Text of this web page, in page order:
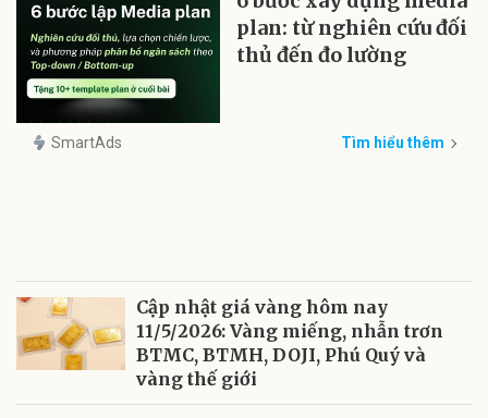
plan: từ nghiên cứu đối
thủ đến đo lường
SmartAds Tìm hiểu thêm
Cập nhật giá vàng hôm nay
11/5/2026: Vàng miếng, nhẫn trơn
BTMC, BTMH, DOJI, Phú Quý và
vàng thế giới